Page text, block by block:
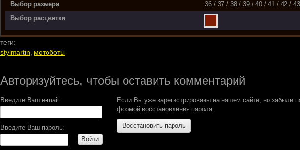
Выбор размера
36 / 37 / 38 / 39 / 40 / 41 / 42 /
Выбор расцветки
теги:
stylmartin
мотоботы
Авторизуйтесь, чтобы оставить комментарий
Введите Ваш e-mail:
Введите Ваш пароль:
Войти
Если Вы уже зарегистрированы на нашем сайте, но забыли
формой восстановления пароля.
Восстановить пароль